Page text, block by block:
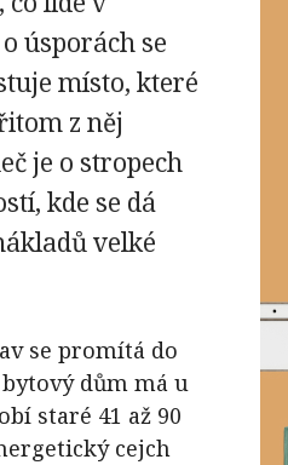
úsporách se
místo, které
z něj
je o stropech
kde se dá
velké
se promítá do
dům má u
staré 41 až 90
cejch